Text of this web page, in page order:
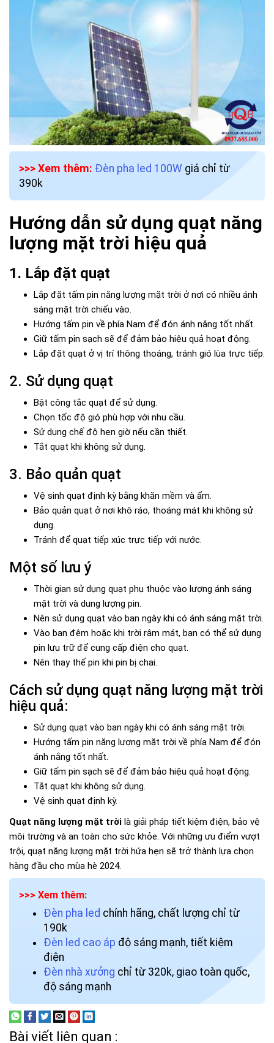
>>> Xem thêm: Đèn pha led 100W giá chỉ từ
390k
Hướng dẫn sử dụng quạt năng
lượng mặt trời hiệu quả
1. Lắp đặt quạt
Lắp đặt tấm pin năng lượng mặt trời ở nơi có nhiều ánh
sáng mặt trời chiếu vào.
Hướng tấm pin về phía Nam để đón ánh nắng tốt nhất.
Giữ tấm pin sạch sẽ để đảm bảo hiệu quả hoạt động.
Lắp đặt quạt ở vị trí thông thoáng, tránh gió lùa trực tiếp.
2. Sử dụng quạt
Bật công tắc quạt để sử dụng.
Chọn tốc độ gió phù hợp với nhu cầu.
Sử dụng chế độ hẹn giờ nếu cần thiết.
Tắt quạt khi không sử dụng.
3. Bảo quản quạt
Vệ sinh quạt định kỳ bằng khăn mềm và ẩm.
Bảo quản quạt ở nơi khô ráo, thoáng mát khi không sử
dụng.
Tránh để quạt tiếp xúc trực tiếp với nước.
Một số lưu ý
Thời gian sử dụng quạt phụ thuộc vào lượng ánh sáng
mặt trời và dung lượng pin.
Nên sử dụng quạt vào ban ngày khi có ánh sáng mặt trời.
Vào ban đêm hoặc khi trời râm mát, bạn có thể sử dụng
pin lưu trữ để cung cấp điện cho quạt.
Nên thay thế pin khi pin bị chai.
Cách sử dụng quạt năng lượng mặt trời
hiệu quả:
Sử dụng quạt vào ban ngày khi có ánh sáng mặt trời.
Hướng tấm pin năng lượng mặt trời về phía Nam để đón
ánh nắng tốt nhất.
Giữ tấm pin sạch sẽ để đảm bảo hiệu quả hoạt động.
Tắt quạt khi không sử dụng.
Vệ sinh quạt định kỳ.
Quạt năng lượng mặt trời là giải pháp tiết kiệm điện, bảo vệ
môi trường và an toàn cho sức khỏe. Với những ưu điểm vượt
trội, quạt năng lượng mặt trời hứa hẹn sẽ trở thành lựa chọn
hàng đầu cho mùa hè 2024.
>>> Xem thêm:
Đèn pha led chính hãng, chất lượng chỉ từ
190k
Đèn led cao áp độ sáng mạnh, tiết kiệm
điện
Đèn nhà xưởng chỉ từ 320k, giao toàn quốc,
độ sáng mạnh
Bài viết liên quan :